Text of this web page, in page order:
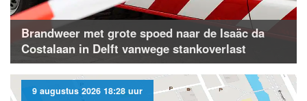
Brandweer met grote spoed naar de Isaäc da
Costalaan in Delft vanwege stankoverlast
9 augustus 2026 18:28 uur